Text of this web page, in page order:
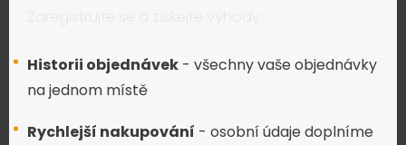
Historii objednávek - všechny vaše objednávky
na jednom místě
Rychlejší nakupování - osobní údaje doplníme